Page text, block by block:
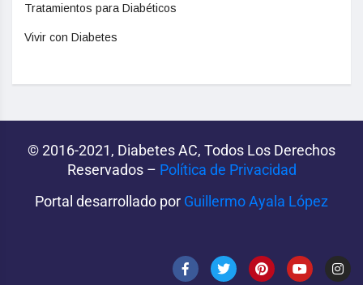
Tratamientos para Diabéticos
Vivir con Diabetes
© 2016-2021, Diabetes AC, Todos Los Derechos
Reservados – Política de Privacidad‌­
Portal desarrollado por Guillermo Ayala López